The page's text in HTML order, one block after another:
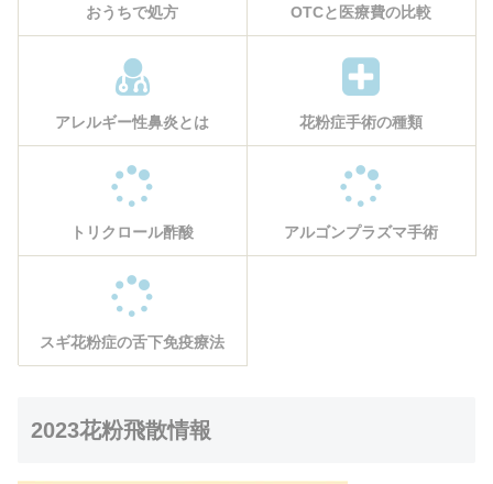
おうちで処方 OTCと医療費の比較
アレルギー性鼻炎とは 花粉症手術の種類
トリクロール酢酸 アルゴンプラズマ手術
スギ花粉症の舌下免疫療法
2023花粉飛散情報